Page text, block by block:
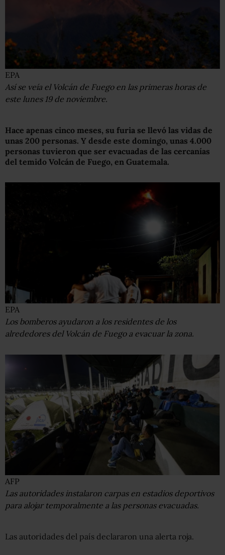
EPA
Así se veía el Volcán de Fuego en las primeras horas de
este lunes 19 de noviembre.
Hace apenas cinco meses, su furia se llevó las vidas de
unas 200 personas. Y desde este domingo, unas 4.000
personas tuvieron que ser evacuadas de las cercanías
del temido Volcán de Fuego, en Guatemala.
EPA
Los bomberos ayudaron a los residentes de los
alrededores del Volcán de Fuego a evacuar la zona.
AFP
Las autoridades instalaron carpas en estadios deportivos
para alojar temporalmente a las personas evacuadas.
Las autoridades del país declararon una alerta roja.